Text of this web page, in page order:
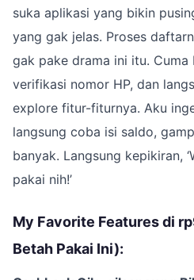
suka aplikasi yang bikin
yang gak jelas. Proses
gak pake drama ini itu.
verifikasi nomor HP, dan
explore fitur-fiturnya. Aku
langsung coba isi saldo,
banyak. Langsung kepikiran,
pakai nih!’
My Favorite Features di
Betah Pakai Ini):